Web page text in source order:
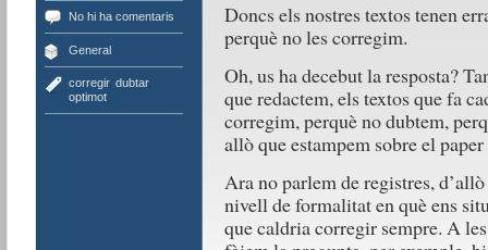
No hi ha comentaris
General
corregir, dubtar,
optimot
Doncs els nostres textos tenen
perquè no les corregim.
Oh, us ha decebut la resposta?
que redactem, els textos que fa
corregim, perquè no dubtem,
allò que estampem sobre el
Ara no parlem de registres,
nivell de formalitat en què ens
que caldria corregir sempre. A